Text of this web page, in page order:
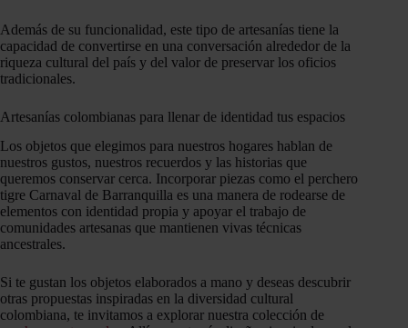
Además de su funcionalidad, este tipo de artesanías tiene la
capacidad de convertirse en una conversación alrededor de la
riqueza cultural del país y del valor de preservar los oficios
tradicionales.
Artesanías colombianas para llenar de identidad tus espacios
Los objetos que elegimos para nuestros hogares hablan de
nuestros gustos, nuestros recuerdos y las historias que
queremos conservar cerca. Incorporar piezas como el perchero
tigre Carnaval de Barranquilla es una manera de rodearse de
elementos con identidad propia y apoyar el trabajo de
comunidades artesanas que mantienen vivas técnicas
ancestrales.
Si te gustan los objetos elaborados a mano y deseas descubrir
otras propuestas inspiradas en la diversidad cultural
colombiana, te invitamos a explorar nuestra colección de